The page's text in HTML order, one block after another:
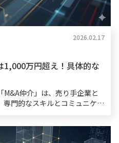
2026.02.17
1,000万円超え！具体的な
仲介」は、売り手企業と
専門的なスキルとコミュニケー
万円を達 […]